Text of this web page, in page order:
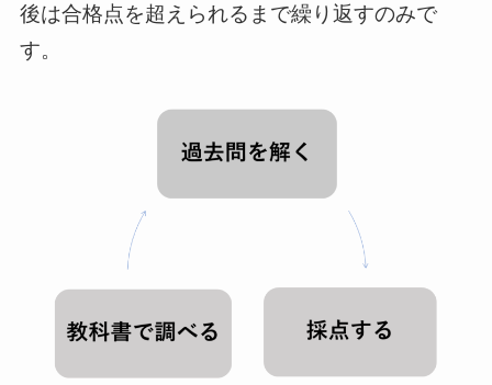
後は合格点を超えられるまで繰り返すのみで
す。